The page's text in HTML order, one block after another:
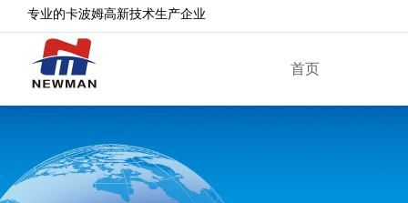
专业的卡波姆高新技术生产企业
首页